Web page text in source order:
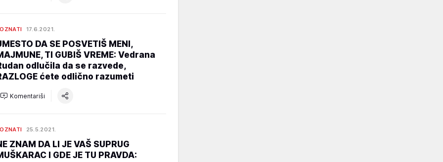
17.6.2021.
DA SE POSVETIŠ MENI,
TI GUBIŠ VREME: Vedrana
odlučila da se razvede,
ćete odlično razumeti
Komentariši
25.5.2021.
ZNAM DA LI JE VAŠ SUPRUG
I GDE JE TU PRAVDA: